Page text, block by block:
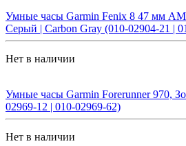
Умные часы Garmin Fenix 8 47 мм
Серый | Carbon Gray (010-02904-21 |
Нет в наличии
Умные часы Garmin Forerunner 970,
02969-12 | 010-02969-62)
Нет в наличии